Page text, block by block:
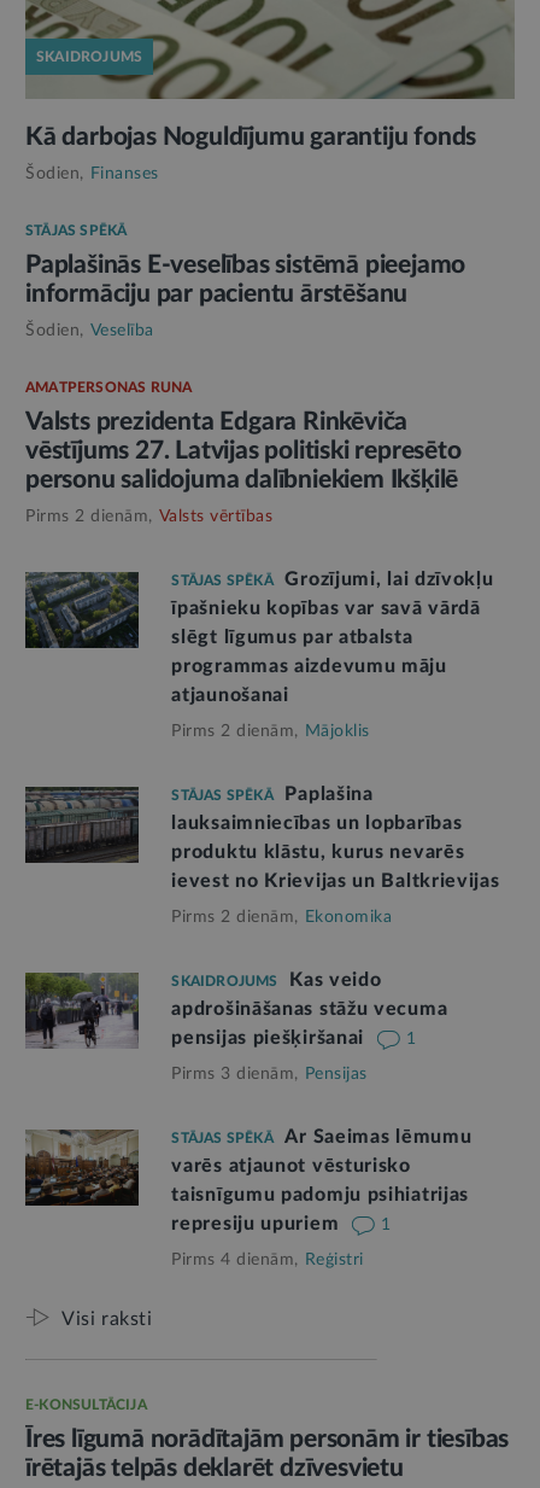
SKAIDROJUMS
Kā darbojas Noguldījumu garantiju fonds
Šodien, Finanses
STĀJAS SPĒKĀ
Paplašinās E-veselības sistēmā pieejamo
informāciju par pacientu ārstēšanu
Šodien, Veselība
AMATPERSONAS RUNA
Valsts prezidenta Edgara Rinkēviča
vēstījums 27. Latvijas politiski represēto
personu salidojuma dalībniekiem Ikšķilē
Pirms 2 dienām, Valsts vērtības
STĀJAS SPĒKĀ
Grozījumi, lai dzīvokļu
īpašnieku kopības var savā vārdā
slēgt līgumus par atbalsta
programmas aizdevumu māju
atjaunošanai
Pirms 2 dienām, Mājoklis
STĀJAS SPĒKĀ
Paplašina
lauksaimniecības un lopbarības
produktu klāstu, kurus nevarēs
ievest no Krievijas un Baltkrievijas
Pirms 2 dienām, Ekonomika
SKAIDROJUMS
Kas veido
apdrošināšanas stāžu vecuma
pensijas piešķiršanai
1
Pirms 3 dienām, Pensijas
STĀJAS SPĒKĀ
Ar Saeimas lēmumu
varēs atjaunot vēsturisko
taisnīgumu padomju psihiatrijas
represiju upuriem
1
Pirms 4 dienām, Reģistri
Visi raksti
E-KONSULTĀCIJA
Īres līgumā norādītajām personām ir tiesības
īrētajās telpās deklarēt dzīvesvietu